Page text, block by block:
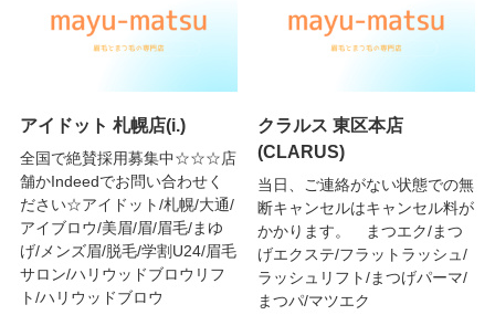
アイドット 札幌店(i.)
全国で絶賛採用募集中☆☆☆店
舗かIndeedでお問い合わせく
ださい☆アイドット/札幌/大通/
アイブロウ/美眉/眉/眉毛/まゆ
げ/メンズ眉/脱毛/学割U24/眉毛
サロン/ハリウッドブロウリフ
ト/ハリウッドブロウ
クラルス 東区本店
(CLARUS)
当日、ご連絡がない状態での無
断キャンセルはキャンセル料が
かかります。 まつエク/まつ
げエクステ/フラットラッシュ/
ラッシュリフト/まつげパーマ/
まつパ/マツエク